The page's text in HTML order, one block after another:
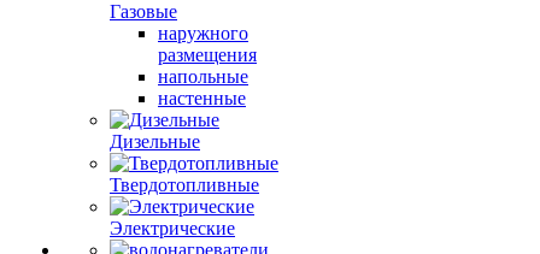
Газовые
наружного
размещения
напольные
настенные
Дизельные
Твердотопливные
Электрические